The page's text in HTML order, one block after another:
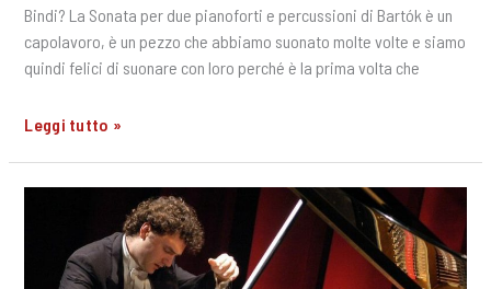
Bindi? La Sonata per due pianoforti e percussioni di Bartók è un
capolavoro, è un pezzo che abbiamo suonato molte volte e siamo
quindi felici di suonare con loro perché è la prima volta che
Quattro
Leggi tutto »